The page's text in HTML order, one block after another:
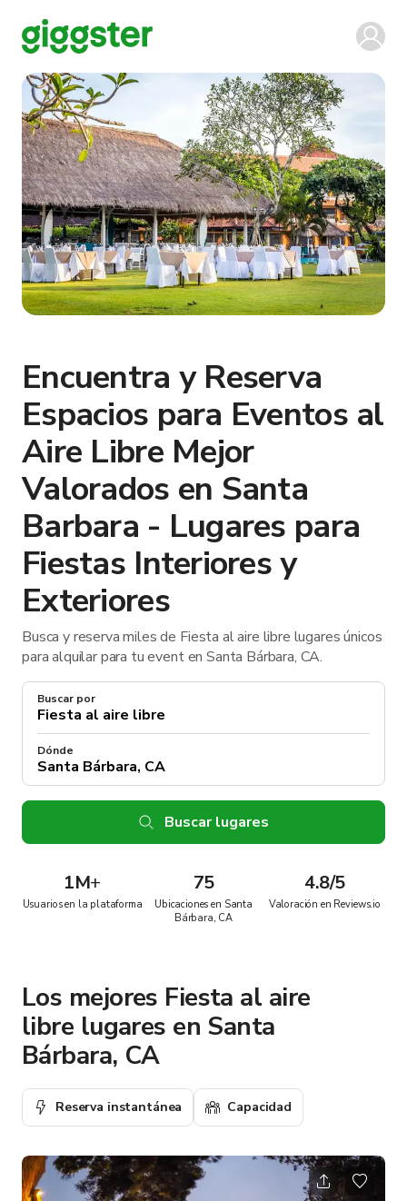
Encuentra y Reserva
Espacios para Eventos al
Aire Libre Mejor
Valorados en Santa
Barbara - Lugares para
Fiestas Interiores y
Exteriores
Busca y reserva miles de Fiesta al aire libre lugares únicos
para alquilar para tu event en Santa Bárbara, CA.
Buscar por
Dónde
Buscar lugares
1M+
Usuarios en la plataforma
75
Ubicaciones en Santa
Bárbara, CA
4.8/5
Valoración en Reviews.io
Los mejores Fiesta al aire
libre lugares en Santa
Bárbara, CA
Reserva instantánea Capacidad